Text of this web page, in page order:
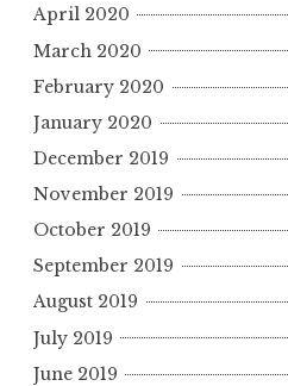
April 2020
March 2020
February 2020
January 2020
December 2019
November 2019
October 2019
September 2019
August 2019
July 2019
June 2019